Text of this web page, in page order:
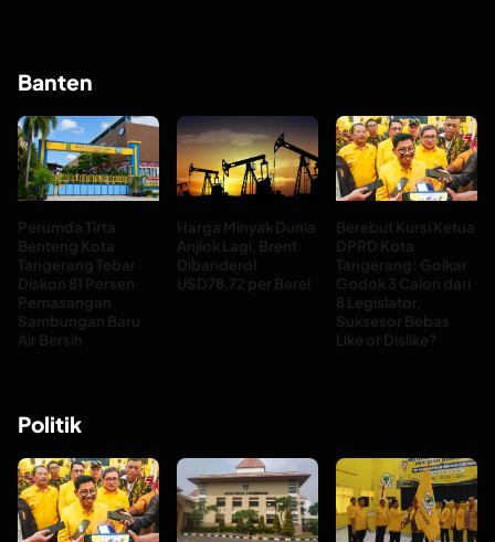
Banten
Perumda Tirta
Benteng Kota
Tangerang Tebar
Diskon 81 Persen
Pemasangan
Sambungan Baru
Air Bersih
Harga Minyak Dunia
Anjlok Lagi, Brent
Dibanderol
USD78,72 per Barel
Berebut Kursi Ketua
DPRD Kota
Tangerang: Golkar
Godok 3 Calon dari
8 Legislator,
Suksesor Bebas
Like or Dislike?
Politik